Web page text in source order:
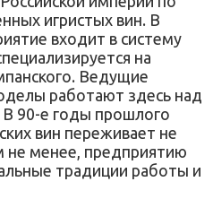
игристых вин. В
входит в систему
на
Ведущие
работают здесь над
90-е годы прошлого
вин переживает не
не менее, предприятию
традиции работы и